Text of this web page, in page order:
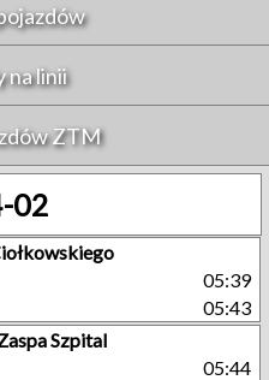
na linii
ZTM
02
05:39
05:43
Szpital
05:44